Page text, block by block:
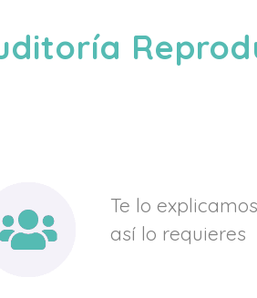
Te lo explicamos
así lo requieres